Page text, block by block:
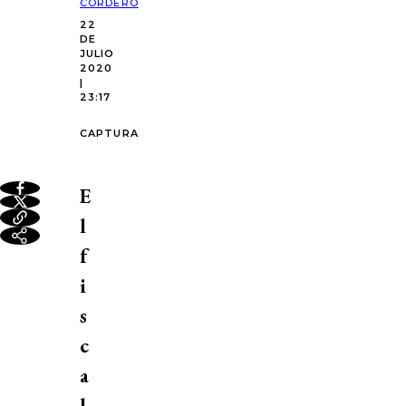
CORDERO
22
DE
JULIO
2020
|
23:17
CAPTURA
E
l
f
i
s
c
a